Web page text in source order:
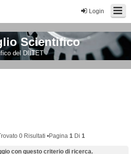
Login
Scientifico
del DIITET
0 Risultati •Pagina 1 Di 1
con questo criterio di ricerca.